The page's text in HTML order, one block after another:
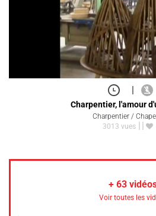
|
Charpentier, l'amour
Charpentier /
3013 vues
+ 63
Voir toutes les